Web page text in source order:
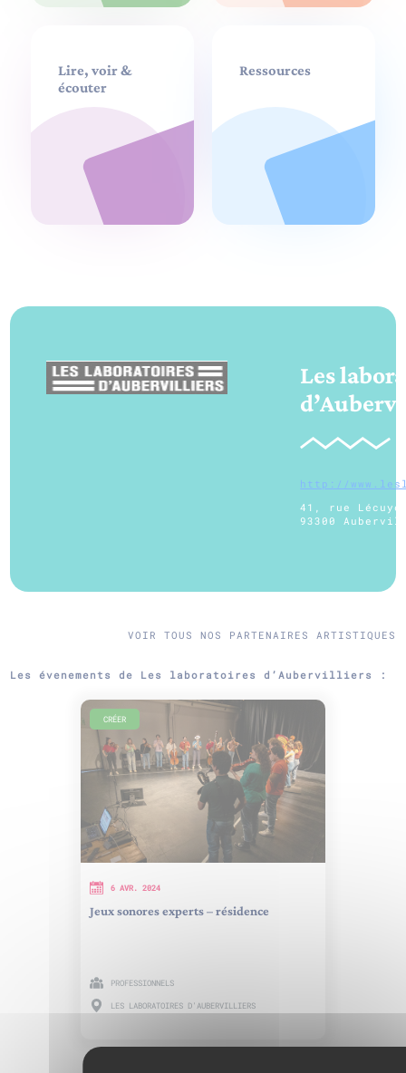
Lire, voir &
écouter
Ressources
Les
http://
41, rue
93300
VOIR TOUS NOS PARTENAIRES ARTISTIQUES
Les évenements de Les laboratoires d’Aubervilliers :
CRÉER
6 AVR. 2024
Jeux sonores experts – résidence
PROFESSIONNELS
LES LABORATOIRES D'AUBERVILLIERS